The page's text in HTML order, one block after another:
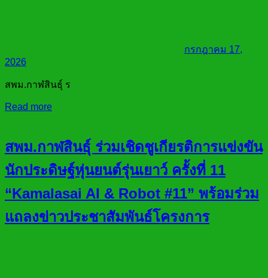
กรกฎาคม 17,
2026
สพม.กาฬสินธุ์ ร
Read more
สพม.กาฬสินธุ์ ร่วมเชิดชูเกียรติการแข่งขัน
นักประดิษฐ์หุ่นยนต์รุ่นเยาว์ ครั้งที่ 11
“Kamalasai AI & Robot #11” พร้อมร่วม
แถลงข่าวประชาสัมพันธ์โครงการ